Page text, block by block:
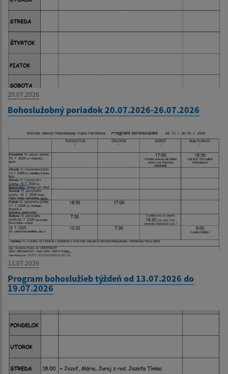
20.07.2026
Bohoslužobný poriadok 20.07.2026-26.07.2026
13.07.2026
Program bohoslužieb týždeň od 13.07.2026 do
19.07.2026